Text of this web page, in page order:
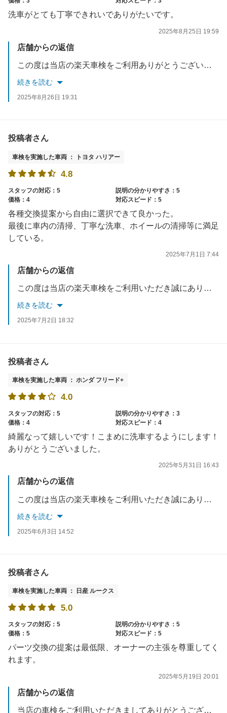
洗車がとても丁寧できれいでありがたいです。
2025年8月25日 19:59
店舗からの返信
この度は当店の楽天車検をご利用ありがとうございました。 半年後の無料安全点検も御座いますのでその際にはハガキでご案内しますのでご予約の上でご来店お待ちしております。 給油の割引カードも是非ご利用くださいませ。 洗車も当店にお任せください。 スタッフ一同お待ちしております。
続きを読む
2025年8月26日 19:31
投稿者さん
車検を実施した車両 ： トヨタ ハリアー
4.8
スタッフの対応：5
説明の分かりやすさ：5
価格：4
対応スピード：5
各種交換提案から自由に選択できて良かった。
最後に車内の清掃、丁寧な洗車、ホイールの清掃等に満足
している。
2025年7月1日 7:44
店舗からの返信
この度は当店の楽天車検をご利用いただき誠にありがとうございました。洗車も私達にお任せ下さい。 スタッフ一同お待ちしております。
続きを読む
2025年7月2日 18:32
投稿者さん
車検を実施した車両 ： ホンダ フリード+
4.0
スタッフの対応：5
説明の分かりやすさ：3
価格：4
対応スピード：4
綺麗なって嬉しいです！こまめに洗車するようにします！
ありがとうございました。
2025年5月31日 16:43
店舗からの返信
この度は当店の楽天車検をご利用いただき誠にありがとうございました。 カーメンテはもちろん洗車も当店にお任せください。 スタッフ一同お待ちしております。
続きを読む
2025年6月3日 14:52
投稿者さん
車検を実施した車両 ： 日産 ルークス
5.0
スタッフの対応：5
説明の分かりやすさ：5
価格：5
対応スピード：5
パーツ交換の提案は最低限、オーナーの主張を尊重してく
れます。
2025年5月19日 20:01
店舗からの返信
当店の車検をご利用いただきましてありがとうございます。